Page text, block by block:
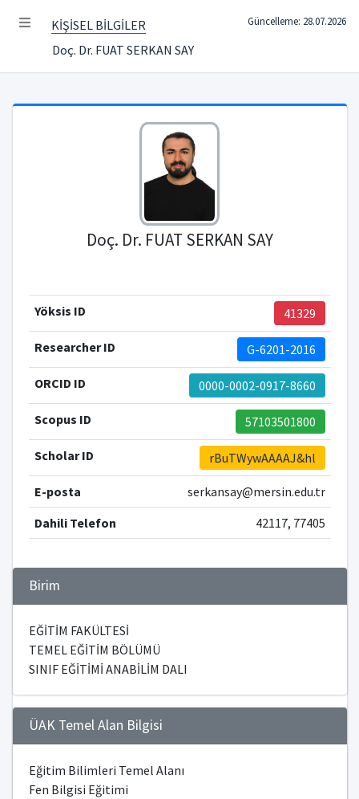
KİŞİSEL BİLGİLER
Doç. Dr. FUAT SERKAN SAY
Güncelleme: 28.07.2026
Doç. Dr. FUAT SERKAN SAY
Yöksis ID 41329
Researcher ID G-6201-2016
ORCID ID 0000-0002-0917-8660
Scopus ID 57103501800
Scholar ID rBuTWywAAAAJ&hl
E-posta
serkansay@mersin.edu.tr
Dahili Telefon
42117, 77405
Birim
EĞİTİM FAKÜLTESİ
TEMEL EĞİTİM BÖLÜMÜ
SINIF EĞİTİMİ ANABİLİM DALI
ÜAK Temel Alan Bilgisi
Eğitim Bilimleri Temel Alanı
Fen Bilgisi Eğitimi